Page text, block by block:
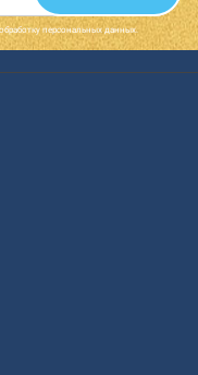
персональных данных.